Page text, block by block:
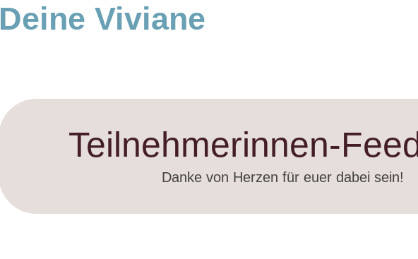
Deine Viviane
Teilnehmerinnen-
Danke von Herzen für euer dabei sein!